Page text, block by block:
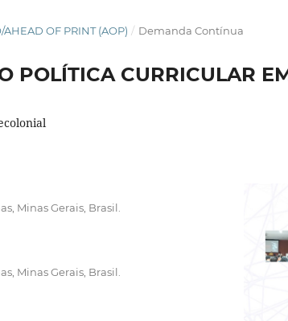
OF PRINT (AOP) / Demanda Contínua
POLÍTICA CURRICULAR
Minas Gerais, Brasil.
Minas Gerais, Brasil.